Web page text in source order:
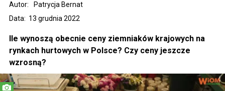
Data: 13 grudnia 2022
Autor: Patrycja Bernat
Ile wynoszą obecnie ceny ziemniaków krajowych na
rynkach hurtowych w Polsce? Czy ceny jeszcze
wzrosną?